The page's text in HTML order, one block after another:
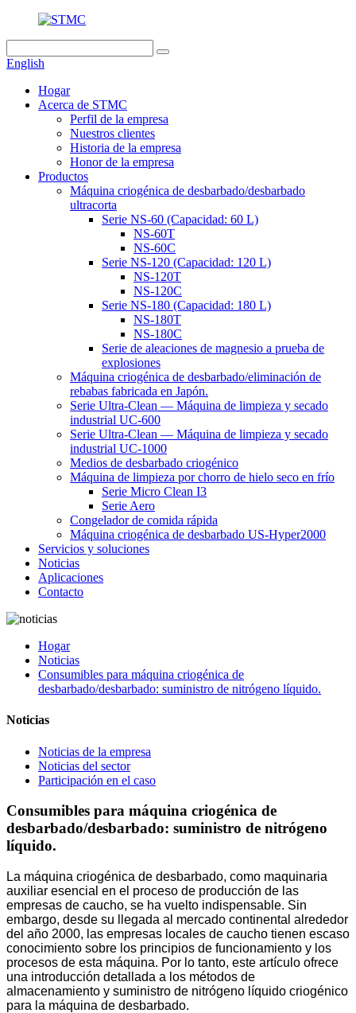
English
Hogar
Acerca de STMC
Perfil de la empresa
Nuestros clientes
Historia de la empresa
Honor de la empresa
Productos
Máquina criogénica de desbarbado/desbarbado
ultracorta
Serie NS-60 (Capacidad: 60 L)
NS-60T
NS-60C
Serie NS-120 (Capacidad: 120 L)
NS-120T
NS-120C
Serie NS-180 (Capacidad: 180 L)
NS-180T
NS-180C
Serie de aleaciones de magnesio a prueba de
explosiones
Máquina criogénica de desbarbado/eliminación de
rebabas fabricada en Japón.
Serie Ultra-Clean — Máquina de limpieza y secado
industrial UC-600
Serie Ultra-Clean — Máquina de limpieza y secado
industrial UC-1000
Medios de desbarbado criogénico
Máquina de limpieza por chorro de hielo seco en frío
Serie Micro Clean I3
Serie Aero
Congelador de comida rápida
Máquina criogénica de desbarbado US-Hyper2000
Servicios y soluciones
Noticias
Aplicaciones
Contacto
Hogar
Noticias
Consumibles para máquina criogénica de
desbarbado/desbarbado: suministro de nitrógeno líquido.
Noticias
Noticias de la empresa
Noticias del sector
Participación en el caso
Consumibles para máquina criogénica de
desbarbado/desbarbado: suministro de nitrógeno
líquido.
La máquina criogénica de desbarbado, como maquinaria
auxiliar esencial en el proceso de producción de las
empresas de caucho, se ha vuelto indispensable. Sin
embargo, desde su llegada al mercado continental alrededor
del año 2000, las empresas locales de caucho tienen escaso
conocimiento sobre los principios de funcionamiento y los
procesos de esta máquina. Por lo tanto, este artículo ofrece
una introducción detallada a los métodos de
almacenamiento y suministro de nitrógeno líquido criogénico
para la máquina de desbarbado.